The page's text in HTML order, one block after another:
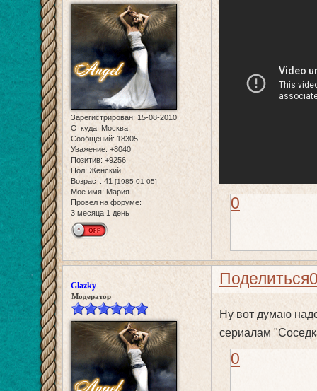
Зарегистрирован: 15-08-2010
Откуда: Москва
Сообщений: 18305
Уважение: +8040
Позитив: +9256
Пол: Женский
Возраст: 41 [1985-01-05]
Мое имя: Мария
Провел на форуме:
3 месяца 1 день
0
Поделиться
Glazky
Модератор
Ну вот думаю
сериалам
0